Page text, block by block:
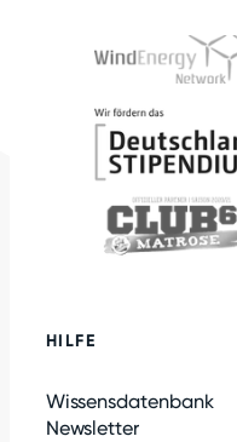
HILFE
Wissensdatenbank
Newsletter